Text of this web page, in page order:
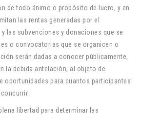
de todo ánimo o propósito de lucro, y en
las rentas generadas por el
las subvenciones y donaciones que se
o convocatorias que se organicen o
serán dadas a conocer públicamente,
la debida antelación, al objeto de
oportunidades para cuantos participantes
libertad para determinar las